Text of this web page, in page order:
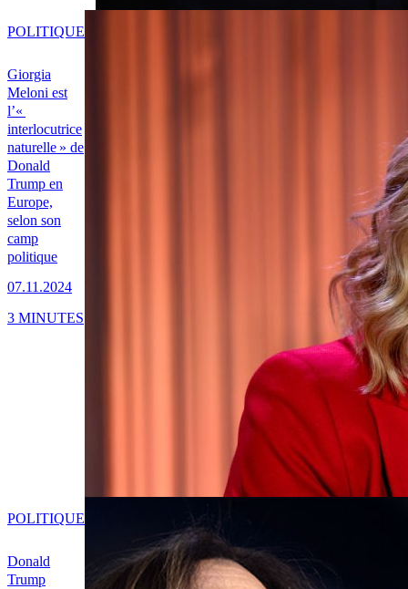
Giorgia
Meloni est
l’«
interlocutrice
naturelle » de
Donald
Trump en
Europe,
selon son
camp
politique
07.11.2024
POLITIQUE
3 MINUTES
Donald
Trump
POLITIQUE